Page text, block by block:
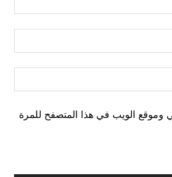
وموقع الويب في هذا المتصفح للمرة